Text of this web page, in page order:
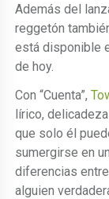
Además del
reggetón
está disponible
de hoy.
Con “Cuenta”,
lírico,
que solo él
sumergirse en
diferencias
alguien